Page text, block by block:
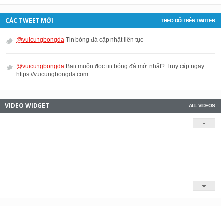
THEO DÕI TRÊN TWITTER
CÁC TWEET MỚI
@vuicungbongda Tin bóng đá cập nhật liên tục
@vuicungbongda Bạn muốn đọc tin bóng đá mới nhất? Truy cập ngay
https://vuicungbongda.com
ALL VIDEOS
VIDEO WIDGET